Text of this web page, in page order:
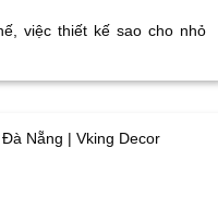
việc thiết kế sao cho nhỏ
Nẵng | Vking Decor